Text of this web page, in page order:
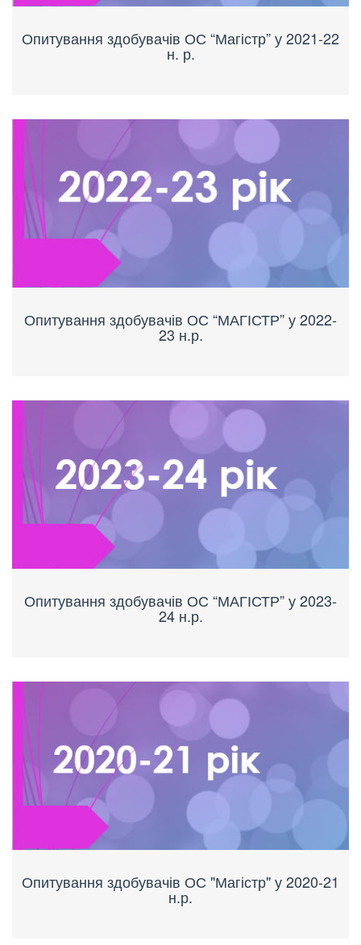
Опитування здобувачів ОС “Магістр” у 2021-22
н. р.
Опитування здобувачів ОС “МАГІСТР” у 2022-
23 н.р.
Опитування здобувачів ОС “МАГІСТР” у 2023-
24 н.р.
Опитування здобувачів ОС "Магістр" у 2020-21
н.р.